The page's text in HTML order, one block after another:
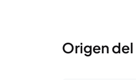
Origen